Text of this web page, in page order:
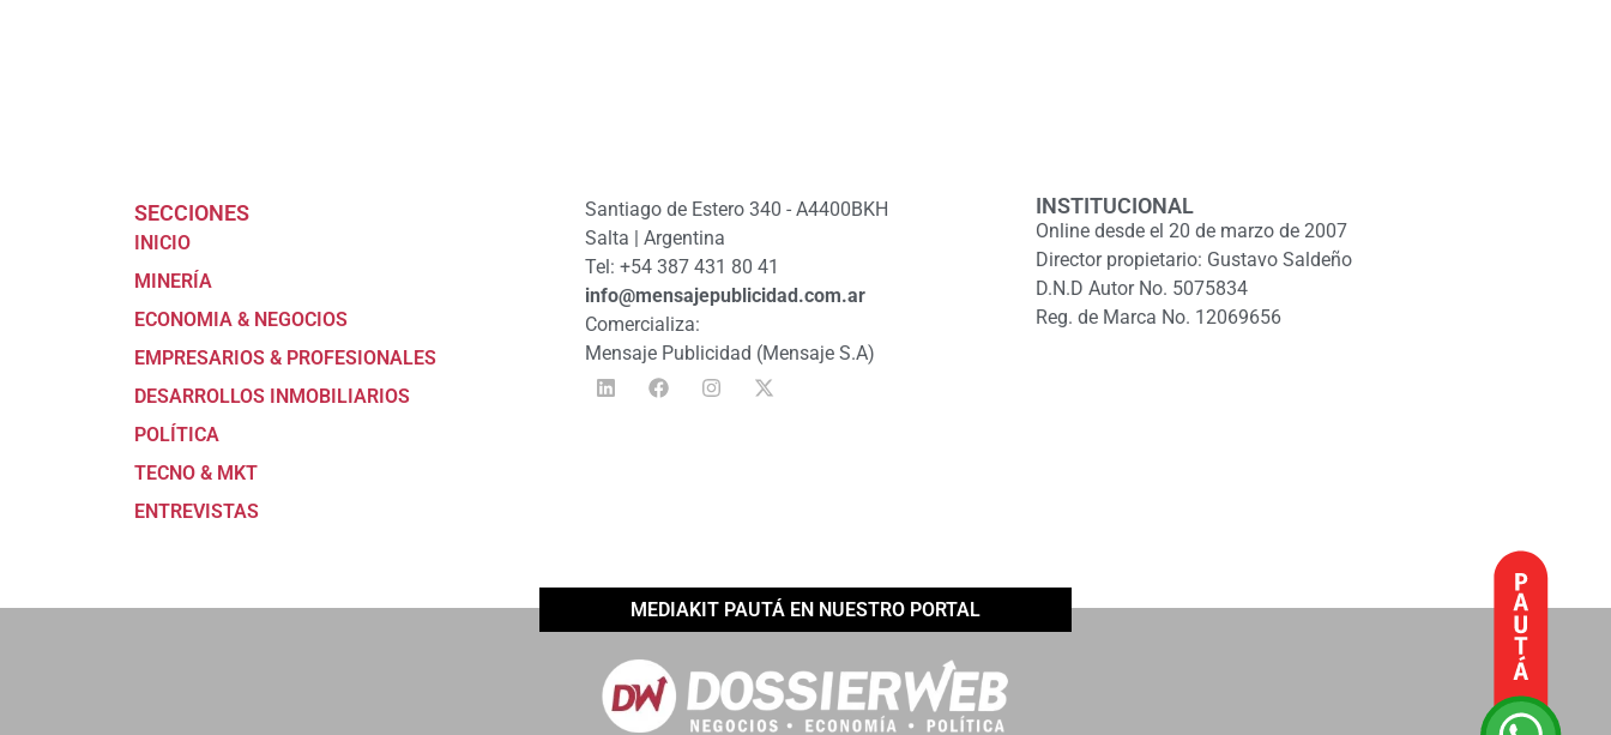
SECCIONES
INICIO
MINERÍA
ECONOMIA & NEGOCIOS
EMPRESARIOS & PROFESIONALES
DESARROLLOS INMOBILIARIOS
POLÍTICA
TECNO & MKT
ENTREVISTAS
Santiago de Estero 340 - A4400BKH
Salta | Argentina
Tel: +54 387 431 80 41
info@mensajepublicidad.com.ar
Comercializa:
Mensaje Publicidad (Mensaje S.A)
INSTITUCIONAL
Online desde el 20 de marzo de 2007
Director propietario: Gustavo Saldeño
D.N.D Autor No. 5075834
Reg. de Marca No. 12069656
MEDIAKIT PAUTÁ EN NUESTRO PORTAL